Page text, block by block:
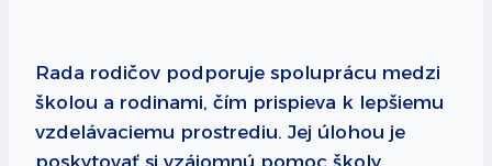
Rada rodičov podporuje spoluprácu medzi
školou a rodinami, čím prispieva k lepšiemu
vzdelávaciemu prostrediu. Jej úlohou je